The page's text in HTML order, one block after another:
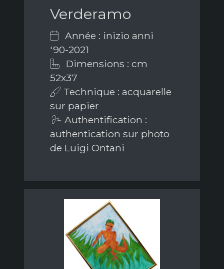
Verderamo
Année : inizio anni
'90-2021
Dimensions : cm
52x37
Technique : acquarelle
sur papier
Authentification :
authentication sur photo
de Luigi Ontani